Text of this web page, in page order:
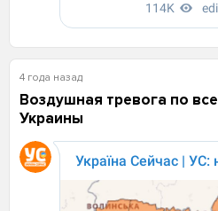
4 года назад
Воздушная тревога по
Украины